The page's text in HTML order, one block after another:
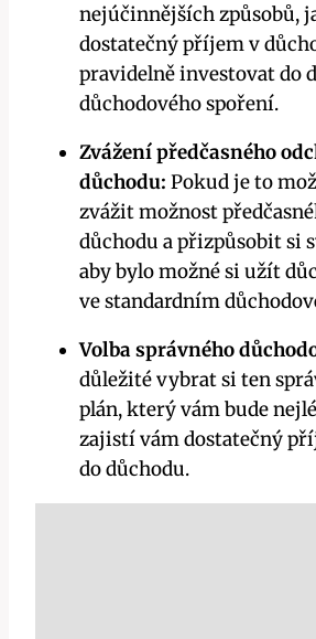
nejúčinnějších způsobů,
dostatečný příjem v
pravidelně investovat do
důchodového spoření.
Zvážení předčasného
důchodu: Pokud je to
zvážit možnost
důchodu a přizpůsobit si
aby bylo možné si užít
ve standardním
Volba správného
důležité vybrat si ten
plán, který vám bude
zajistí vám dostatečný
do důchodu.